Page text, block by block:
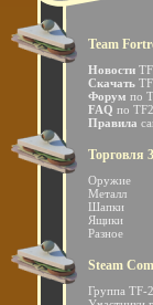
Team
Новости
Скачать
Форум по
FAQ по TF2
Правила
Торговля
Оружие
Металл
Шапки
Ящики
Разное
Steam
Группа TF-